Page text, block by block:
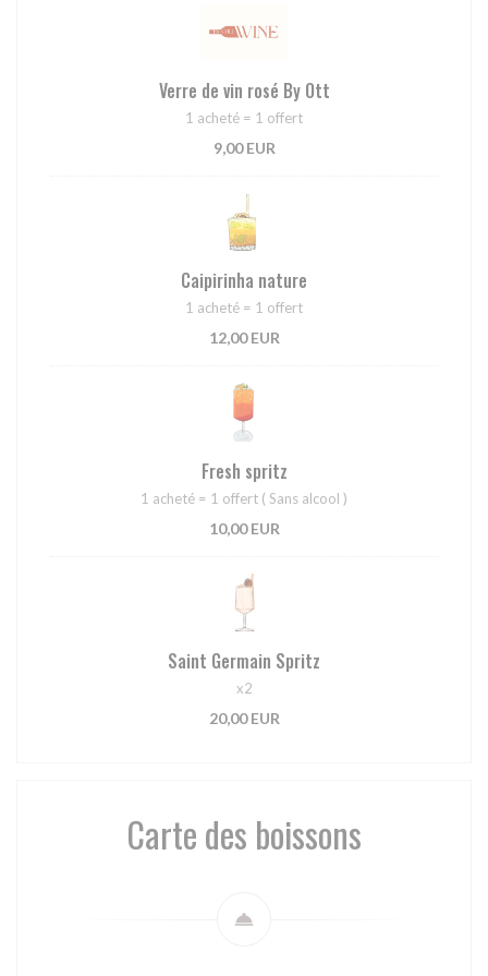
Verre de vin rosé By Ott
1 acheté = 1 offert
9,00 EUR
Caipirinha nature
1 acheté = 1 offert
12,00 EUR
Fresh spritz
1 acheté = 1 offert ( Sans alcool )
10,00 EUR
Saint Germain Spritz
x2
20,00 EUR
Carte des boissons